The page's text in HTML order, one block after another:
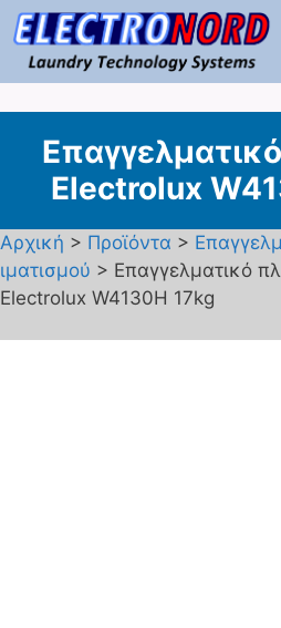
Μετάβαση
σε
περιεχόμενο
Electrolux
Αρχική > Προϊόντα >
ιματισμού > Επαγγελματικό
Electrolux W4130H 17kg